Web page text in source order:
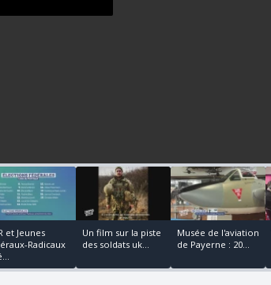
et Jeunes
Radicaux
Un film sur la piste
des soldats uk...
Musée de l'aviation
de Payerne : 20...